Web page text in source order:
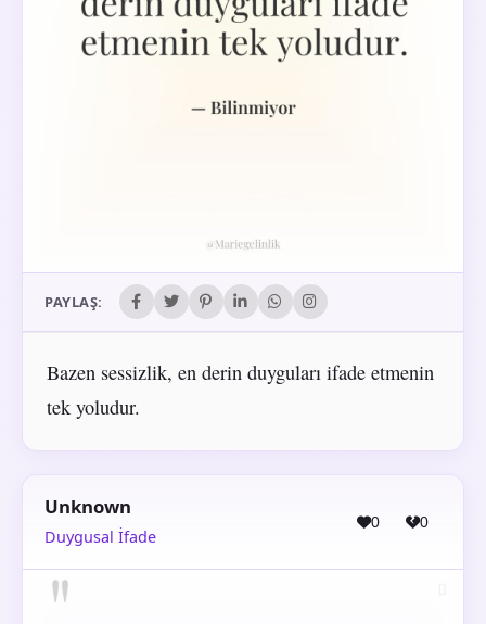
PAYLAŞ:
Bazen sessizlik, en derin duyguları ifade etmenin
tek yoludur.
Unknown
Duygusal İfade
0 0